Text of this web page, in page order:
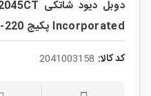
Incorporated پکیج TO-220
کد کالا: 2041003158